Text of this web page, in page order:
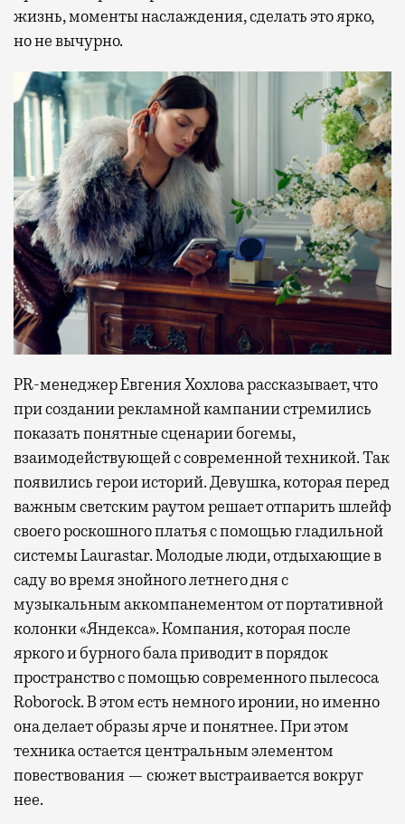
жизнь, моменты наслаждения, сделать это ярко,
но не вычурно.
PR-менеджер Евгения Хохлова рассказывает, что
при создании рекламной кампании стремились
показать понятные сценарии богемы,
взаимодействующей с современной техникой. Так
появились герои историй. Девушка, которая перед
важным светским раутом решает отпарить шлейф
своего роскошного платья с помощью гладильной
системы Laurastar. Молодые люди, отдыхающие в
саду во время знойного летнего дня с
музыкальным аккомпанементом от портативной
колонки «Яндекса». Компания, которая после
яркого и бурного бала приводит в порядок
пространство с помощью современного пылесоса
Roborock. В этом есть немного иронии, но именно
она делает образы ярче и понятнее. При этом
техника остается центральным элементом
повествования — сюжет выстраивается вокруг
нее.